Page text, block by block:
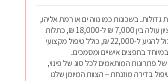
לציון מתחילים מ-2,500 ₪ לדירת סטודיו ומגיעים עד 12,000 ₪ לדירות גדולות. בשכונות כמו נווה ים או רמת אליהו,
המחירים עשויים להשתנות בהתאם לגישה למשאית ומגבלות חניה. פינוי דירת ירושה בראשון לציון עולה בין 7,000 ₪ ל-18,000 ₪, כתלות
בגודל הדירה וכמות התכולה. במקרים של אגרנות כפייתית או דירות מוזנחות במיוחד, המחיר יכול להגיע ל-22,000 ₪, כולל טיפול מקצועי
פתרונות המותאמים לכל סוג של פינוי,
בדירה מוזנחת – הצוות המיומן שלנו